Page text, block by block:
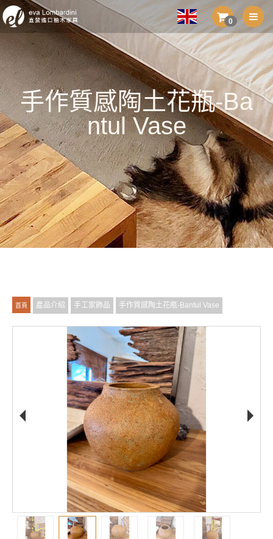
0
手作質感陶土花瓶-Ba
ntul Vase
首頁 產品介紹 手工家飾品 手作質感陶土花瓶-Bantul Vase